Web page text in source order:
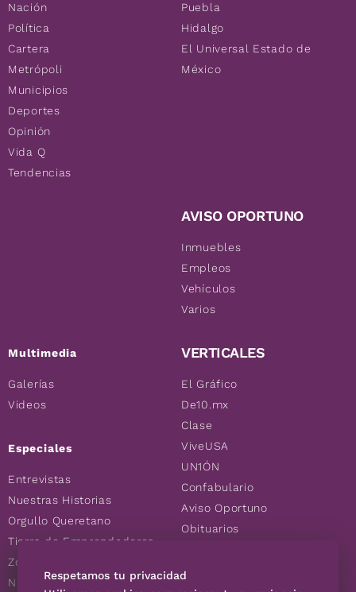
Nación
Política
Cartera
Metrópoli
Municipios
Deportes
Opinión
Vida Q
Tendencias
Multimedia
Galerías
Videos
Especiales
Entrevistas
Nuestras Historias
Orgullo Queretano
Tierra de Emprendedores
Zoociales
Nuevos Queretanos
Puebla
Hidalgo
El Universal Estado de
México
AVISO OPORTUNO
Inmuebles
Empleos
Vehículos
Varios
VERTICALES
El Gráfico
De10.mx
Clase
ViveUSA
UN1ÓN
Confabulario
Aviso Oportuno
Obituarios
Consultas
Respetamos tu privacidad